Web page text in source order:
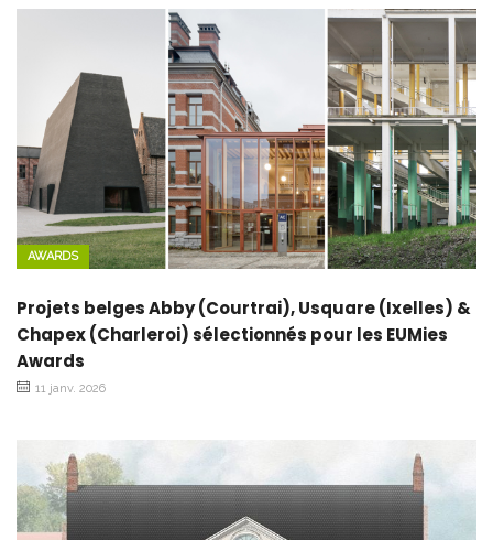
AWARDS
Projets belges Abby (Courtrai), Usquare (Ixelles) &
Chapex (Charleroi) sélectionnés pour les EUMies
Awards
11 janv. 2026